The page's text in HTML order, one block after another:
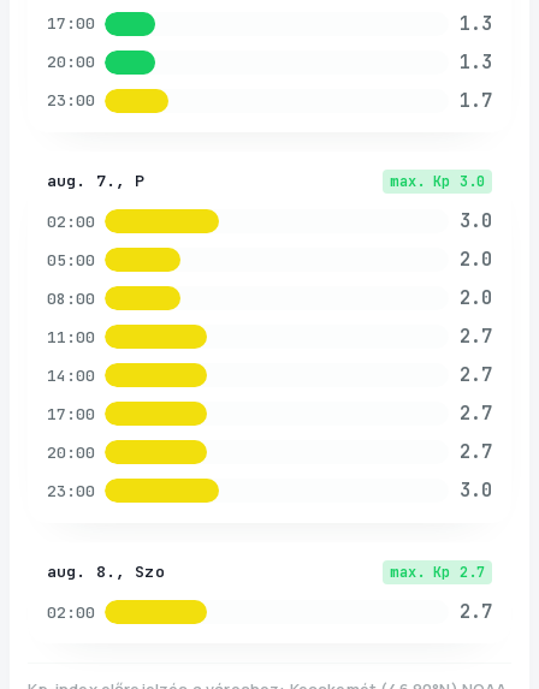
17:00 1.3
20:00 1.3
23:00 1.7
aug. 7., P max. Kp 3.0
02:00 3.0
05:00 2.0
08:00 2.0
11:00 2.7
14:00 2.7
17:00 2.7
20:00 2.7
23:00 3.0
aug. 8., Szo max. Kp 2.7
02:00 2.7